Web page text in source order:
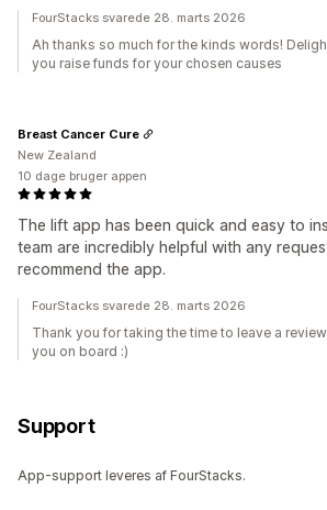
FourStacks svarede 28. marts 2026
Ah thanks so much for the kinds words!
you raise funds for your chosen causes
The lift app has been quick and easy to
team are incredibly helpful with any
recommend the app.
Breast Cancer Cure
New Zealand
10 dage bruger appen
FourStacks svarede 28. marts 2026
Thank you for taking the time to leave a
you on board :)
Support
App-support leveres af FourStacks.